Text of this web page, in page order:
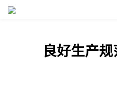
良好生产